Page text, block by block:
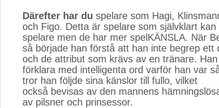
Därefter har du spelare som Hagi,
och Figo. Detta är spelare som självklart
spelare men de har mer spelKÄNSLA. När
så började han förstå att han inte begrep ett
och de attribut som krävs av en tränare.
förklara med intelligenta ord varför han var
tror han följde sina känslor till fullo, vilket
också bevisas av den mannens
av pilsner och prinsessor.